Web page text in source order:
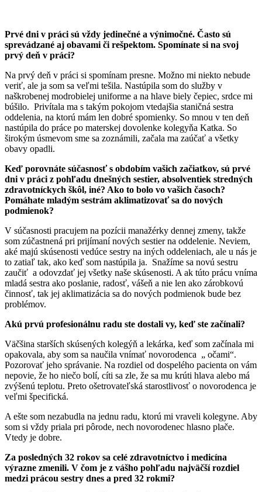
Prvé dni v práci sú vždy jedinečné a výnimočné. Často sú
sprevádzané aj obavami či rešpektom. Spomínate si na svoj
prvý deň v práci?
Na prvý deň v práci si spomínam presne. Možno mi niekto nebude
veriť, ale ja som sa veľmi tešila. Nastúpila som do služby v
naškrobenej modrobielej uniforme a na hlave biely čepiec, srdce mi
búšilo. Privítala ma s takým pokojom vtedajšia staničná sestra
oddelenia, na ktorú mám len dobré spomienky. So mnou v ten deň
nastúpila do práce po materskej dovolenke kolegyňa Katka. So
širokým úsmevom sme sa zoznámili, začala ma zaúčať a všetky
obavy opadli.
Keď porovnáte súčasnosť s obdobím vašich začiatkov, sú prvé
dni v práci z pohľadu dnešných sestier, absolventiek stredných
zdravotníckych škôl, iné? Ako to bolo vo vašich časoch?
Pomáhate mladým sestrám aklimatizovať sa do nových
podmienok?
V súčasnosti pracujem na pozícii manažérky dennej zmeny, takže
som zúčastnená pri prijímaní nových sestier na oddelenie. Neviem,
aké majú skúsenosti vedúce sestry na iných oddeleniach, ale u nás je
to zatiaľ tak, ako keď som nastúpila ja. Snažíme sa novú sestru
zaučiť a odovzdať jej všetky naše skúsenosti. A ak túto prácu vníma
mladá sestra ako poslanie, radosť, vášeň a nie len ako zárobkovú
činnosť, tak jej aklimatizácia sa do nových podmienok bude bez
problémov.
Akú prvú profesionálnu radu ste dostali vy, keď ste začínali?
Väčšina starších skúsených kolegýň a lekárka, keď som začínala mi
opakovala, aby som sa naučila vnímať novorodenca „ očami“.
Pozorovať jeho správanie. Na rozdiel od dospelého pacienta on vám
nepovie, že ho niečo bolí, cíti sa zle, že sa mu krúti hlava alebo má
zvýšenú teplotu. Preto ošetrovateľská starostlivosť o novorodenca je
veľmi špecifická.
A ešte som nezabudla na jednu radu, ktorú mi vraveli kolegyne. Aby
som si vždy priala pri pôrode, nech novorodenec hlasno plače.
Vtedy je dobre.
Za posledných 32 rokov sa celé zdravotníctvo i medicína
výrazne zmenili. V čom je z vášho pohľadu najväčší rozdiel
medzi prácou sestry dnes a pred 32 rokmi?